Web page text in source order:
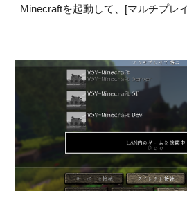
Minecraftを起動して、[マルチプレ